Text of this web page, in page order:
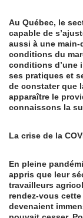
Au Québec, le
capable de
aussi à une
conditions du
conditions d’une
ses pratiques et
de constater que
apparaître le
connaissons la
La crise de la
En pleine
appris que leur
travailleurs
rendez-vous
devenaient